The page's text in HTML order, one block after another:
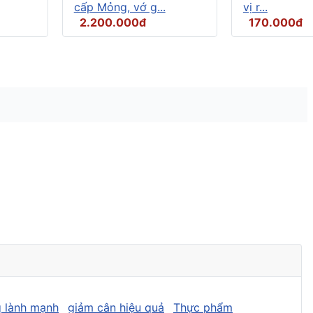
cấp Mỏng, vớ g...
2.200.000đ
vị r...
170.000đ
lành mạnh giảm cân hiệu quả Thực phẩm